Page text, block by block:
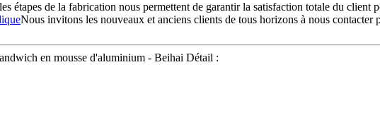
étapes de la fabrication nous permettent de garantir la satisfaction totale du client
Nous invitons les nouveaux et anciens clients de tous horizons à nous contacter
en mousse d'aluminium - Beihai Détail :